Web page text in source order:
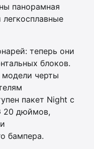
панорамная
теперь они
блоков.
черты
пакет Night с
20 дюймов,
бампера.